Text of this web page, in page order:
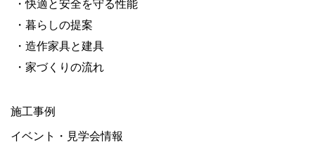
・快適と安全を守る性能
・暮らしの提案
・造作家具と建具
・家づくりの流れ
施工事例
イベント・見学会情報